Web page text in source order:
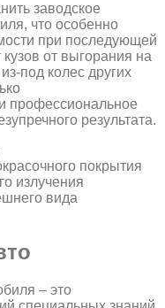
заводское
что особенно
при последующей
от выгорания на
под колес других
профессиональное
результата.
покрытия
излучения
вида
– это